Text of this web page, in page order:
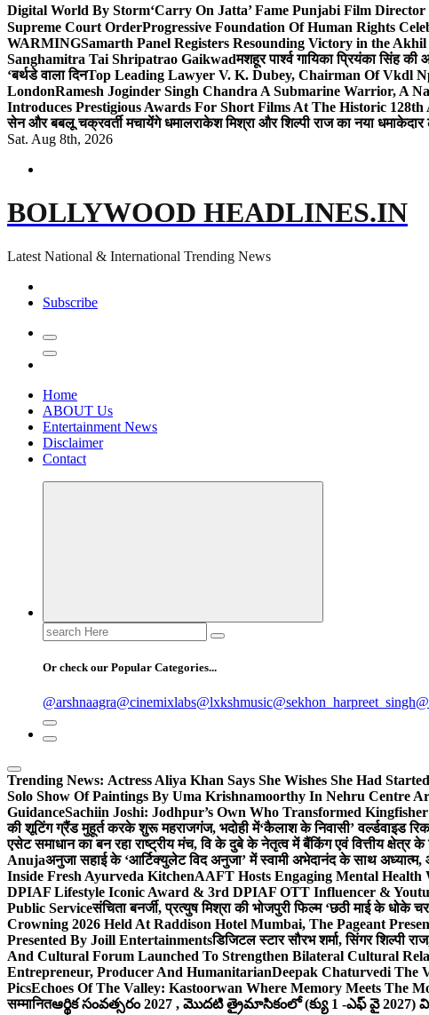
Digital World By Storm‘Carry On Jatta’ Fame Punjabi Film
Supreme Court OrderProgressive Foundation Of Human Rights
WARMINGSamarth Panel Registers Resounding Victory in the
Sanghamitra Tai Shripatrao Gaikwadमशहूर पार्श्व गायिका प्रियंका सिंह
‘बर्थडे वाला दिनTop Leading Lawyer V. K. Dubey, Chairman Of Vkdl
LondonRamesh Joginder Singh Chandra A Submarine Warrior, A
Introduces Prestigious Awards For Short Films At The Historic
सेन और बबलू चक्रवर्ती मचायेंगे धमालराकेश मिश्रा और शिल्पी राज का नया धमाकेदार
Sat. Aug 8th, 2026
BOLLYWOOD HEADLINES.IN
Latest National & International Trending News
Subscribe
Home
ABOUT Us
Entertainment News
Disclaimer
Contact
Search
for:
Or check our Popular Categories...
@arshnaagra@cinemixlabs@lxkshmusic@sekhon_harpreet_singh
Trending News: Actress Aliya Khan Says She Wishes She Had
Solo Show Of Paintings By Uma Krishnamoorthy In Nehru Centre
GuidanceSachiin Joshi: Jodhpur’s Own Who Transformed
की शूटिंग ग्रैंड मुहूर्त करके शुरू महराजगंज, भदोही में‘कैलाश के निवासी’ वर्ल्डवाइड
एसेट समाधान का बन रहा राष्ट्रीय मंच, वि के दुबे के नेतृत्व में बैंकिंग एवं वित्तीय
Anujaअनुजा सहाई के ‘आर्टिक्युलेट विद अनुजा’ में स्वामी अभेदानंद के साथ
Inside Fresh Ayurveda KitchenAAFT Hosts Engaging Mental
DPIAF Lifestyle Iconic Award & 3rd DPIAF OTT Influencer &
Public Serviceसंचिता बनर्जी, प्रत्युष मिश्रा की भोजपुरी फिल्म ‘छठी माई के धोके
Crowning 2026 Held At Raddison Hotel Mumbai, The Pageant
Presented By Joill Entertainmentsडिजिटल स्टार सौरभ शर्मा, सिंगर शिल्पी
And Cultural Forum Launched To Strengthen Bilateral Cultural
Entrepreneur, Producer And HumanitarianDeepak Chaturvedi The
PicsEchoes Of The Valley: Kastoorwan Where Memory Meets The
सम्मानितఆర్థిక సంవత్సరం 2027 , మొదటి త్రైమాసికంలో (క్యు 1 -ఎఫ్ వై